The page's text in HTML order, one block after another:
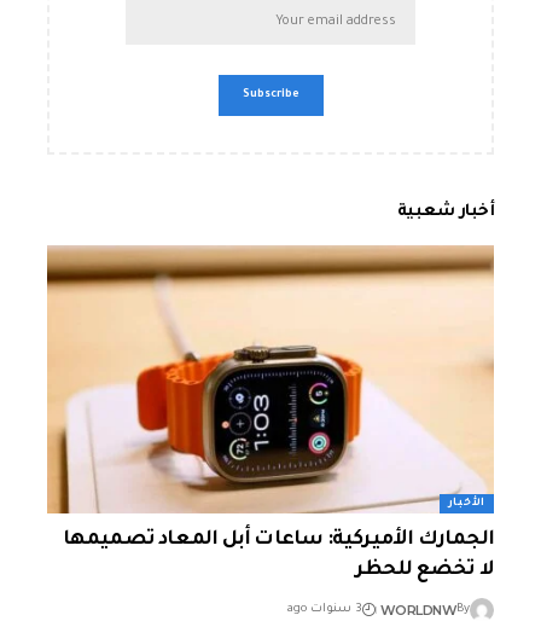
أخبار شعبية
الأخبار
الجمارك الأميركية: ساعات أبل المعاد تصميمها
لا تخضع للحظر
By
WORLDNW 3 سنوات ago